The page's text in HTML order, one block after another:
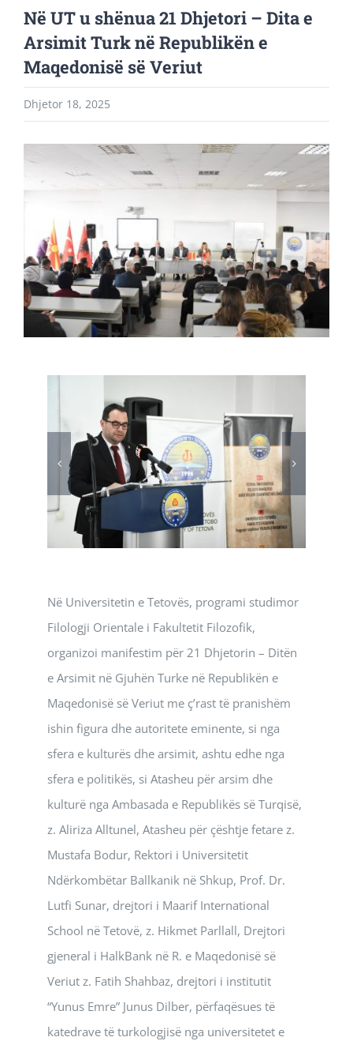
Në UT u shënua 21 Dhjetori – Dita e
Arsimit Turk në Republikën e
Maqedonisë së Veriut
Dhjetor 18, 2025
Larger
Në Universitetin e Tetovës, programi studimor
Filologji Orientale i Fakultetit Filozofik,
organizoi manifestim për 21 Dhjetorin – Ditën
e Arsimit në Gjuhën Turke në Republikën e
Maqedonisë së Veriut me ç’rast të pranishëm
ishin figura dhe autoritete eminente, si nga
sfera e kulturës dhe arsimit, ashtu edhe nga
sfera e politikës, si Atasheu për arsim dhe
kulturë nga Ambasada e Republikës së Turqisë,
z. Aliriza Alltunel, Atasheu për çështje fetare z.
Mustafa Bodur, Rektori i Universitetit
Ndërkombëtar Ballkanik në Shkup, Prof. Dr.
Lutfi Sunar, drejtori i Maarif International
School në Tetovë, z. Hikmet Parllall, Drejtori
gjeneral i HalkBank në R. e Maqedonisë së
Veriut z. Fatih Shahbaz, drejtori i institutit
“Yunus Emre” Junus Dilber, përfaqësues të
katedrave të turkologjisë nga universitetet e